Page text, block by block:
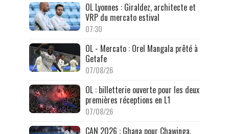
OL Lyonnes : Giraldez, architecte et
VRP du mercato estival
07:30
OL - Mercato : Orel Mangala prêté à
Getafe
07/08/26
OL : billetterie ouverte pour les deux
premières réceptions en L1
07/08/26
CAN 2026 : Ghana pour Chawinga,